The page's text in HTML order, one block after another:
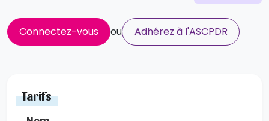
Connectez-vous ou Adhérez à l'ASCPDR
Tarifs